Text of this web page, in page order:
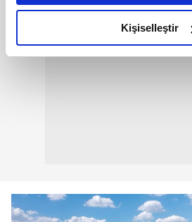
amacımızın size daha iyi bir
olduğunu ve sizlere en iyi içerikleri
elimizden gelen çabayı
reklamların maliyetlerimizi
Sitemizde kendimize ve üçüncü
kullanılmaktadır. Bu çerezler
Kişiselleştir